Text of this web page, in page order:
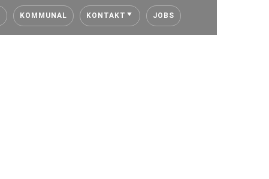
KOMMUNAL KONTAKT JOBS